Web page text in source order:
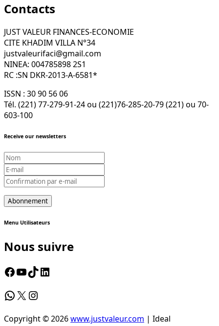
Contacts
JUST VALEUR FINANCES-ECONOMIE
CITE KHADIM VILLA N°34
justvaleurifaci@gmail.com
NINEA: 004785898 2S1
RC :SN DKR-2013-A-6581*
ISSN : 30 90 56 06
Tél. (221) 77-279-91-24 ou (221)76-285-20-79 (221) ou 70-
603-100
Receive our newsletters
Menu Utilisateurs
Nous suivre
Facebook
YouTube
TikTokLinkedIn
WhatsApp
X Instagram
Copyright © 2026www.justvaleur.com | Ideal